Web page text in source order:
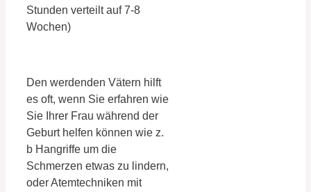
Stunden verteilt auf 7-8
Wochen)
Den werdenden Vätern hilft
es oft, wenn Sie erfahren wie
Sie Ihrer Frau während der
Geburt helfen können wie z.
b Hangriffe um die
Schmerzen etwas zu lindern,
oder Atemtechniken mit